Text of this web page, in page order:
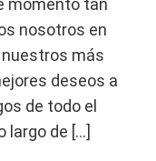
momento tan
nosotros en
más
deseos a
de todo el
largo de […]